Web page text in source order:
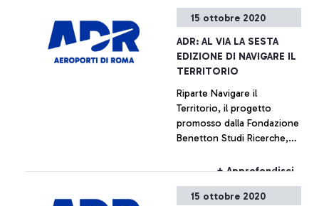
15 ottobre 2020
ADR: AL VIA LA SESTA
EDIZIONE DI NAVIGARE IL
TERRITORIO
Riparte Navigare il
Territorio, il progetto
promosso dalla Fondazione
Benetton Studi Ricerche,
archeologico di Ostia
con il Comune di Fiumicino,
+ Approfondisci
15 ottobre 2020